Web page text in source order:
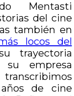
Mentasti
del cine
también en
locos del
trayectoria
empresa
de cine